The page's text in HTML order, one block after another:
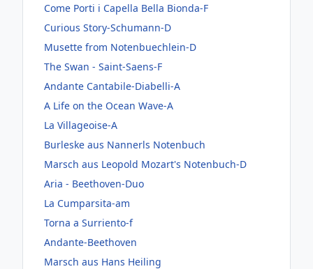
Come Porti i Capella Bella Bionda-F
Curious Story-Schumann-D
Musette from Notenbuechlein-D
The Swan - Saint-Saens-F
Andante Cantabile-Diabelli-A
A Life on the Ocean Wave-A
La Villageoise-A
Burleske aus Nannerls Notenbuch
Marsch aus Leopold Mozart's Notenbuch-D
Aria - Beethoven-Duo
La Cumparsita-am
Torna a Surriento-f
Andante-Beethoven
Marsch aus Hans Heiling